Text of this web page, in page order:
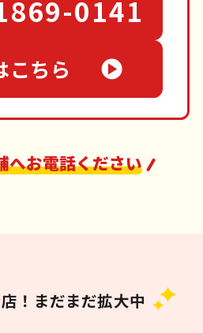
0141
こちら
へお電話ください
！まだまだ拡大中